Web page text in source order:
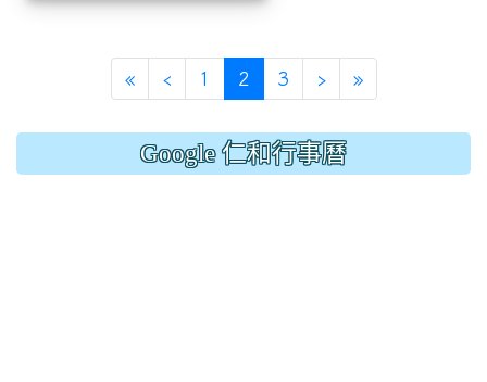
« ‹ 1 2 (current)
3 › »
Google 仁和行事曆